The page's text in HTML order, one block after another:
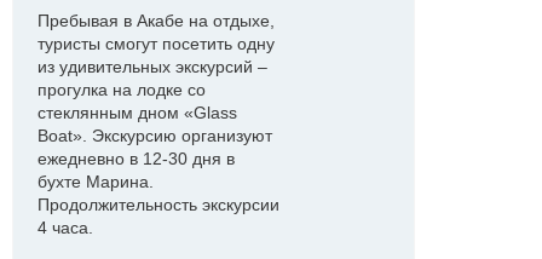
Пребывая в Акабе на отдыхе,
туристы смогут посетить одну
из удивительных экскурсий –
прогулка на лодке со
стеклянным дном «Glass
Boat». Экскурсию организуют
ежедневно в 12-30 дня в
бухте Марина.
Продолжительность экскурсии
4 часа.